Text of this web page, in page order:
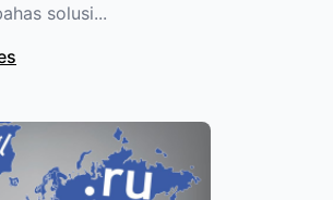
solusi...